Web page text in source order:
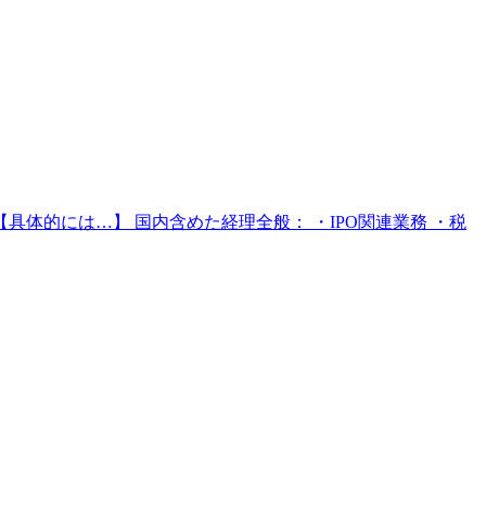
体的には…】 国内含めた経理全般： ・IPO関連業務 ・税